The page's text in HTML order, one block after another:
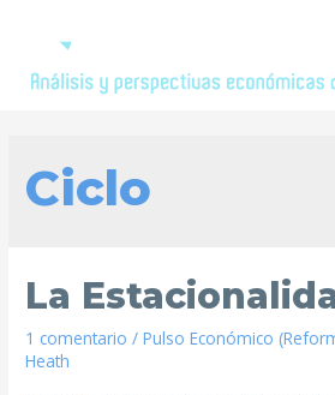
Ciclo
La
1 comentario /Pulso Económico
Heath